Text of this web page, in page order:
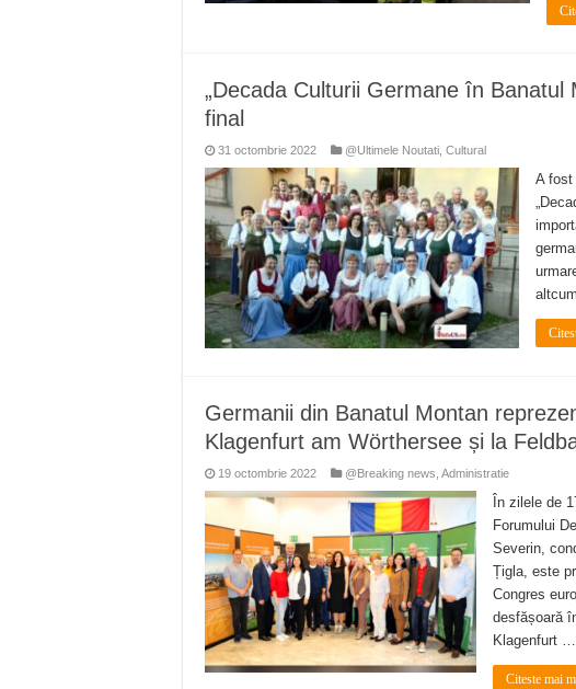
„Decada Culturii Germane în Banatul
final
31 octombrie 2022 @Ultimele Noutati Cultural
A fost
Germanii din Banatul Montan
Klagenfurt am Wörthersee și la
19 octombrie 2022 @Breaking news, Administratie
În zilele de
Forumului
Severin,
Țigla, este
Congres
desfășoară
Klagenfurt …
Citeste mai